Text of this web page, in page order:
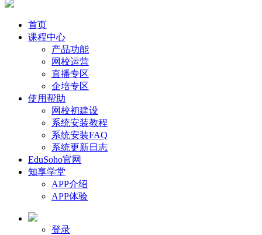
首页
课程中心
产品功能
网校运营
直播专区
企培专区
使用帮助
网校初建设
系统安装教程
系统安装FAQ
系统更新日志
EduSoho官网
知享学堂
APP介绍
APP体验
登录